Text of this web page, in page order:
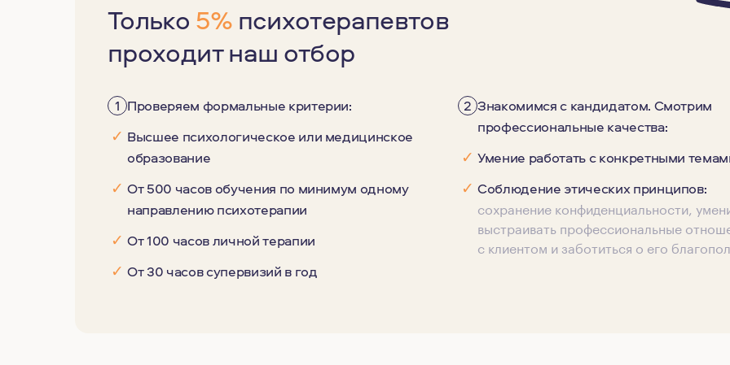
Только 5% психотерапевтов
проходит наш отбор
1 Проверяем формальные критерии:
✓ Высшее психологическое или медицинское
образование
✓ От 500 часов обучения по минимум одному
направлению психотерапии
✓ От 100 часов личной терапии
✓ От 30 часов супервизий в год
2 Знакомимся с кандидатом. Смотрим
профессиональные качества:
✓ Умение работать с конкретными
✓ Соблюдение этических принципов:
сохранение конфиденциальности,
выстраивать профессиональные
с клиентом и заботиться о его